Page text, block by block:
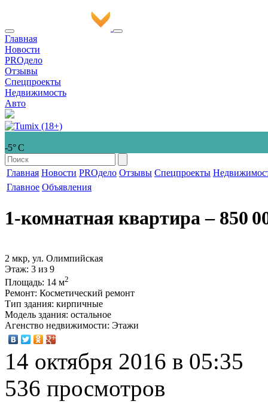
Главная
Новости
PROдело
Отзывы
Спецпроекты
Недвижимость
Авто
-5° С
Главная Новости PROдело Отзывы Спецпроекты
Главное Объявления
1-комнатная квартира‒ 850
2 мкр, ул. Олимпийская
Этаж: 3 из 9
Площадь: 14 м2
Ремонт: Косметический ремонт
Тип здания: кирпичные
Модель здания: остальное
Агенство недвижимости: Этажи
14 октября 2016 в 05:35
536 просмотров